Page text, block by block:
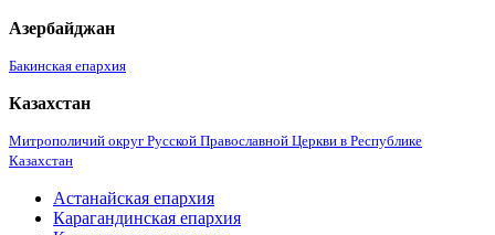
Азербайджан
Бакинская епархия
Казахстан
Митрополичий округ Русской Православной Церкви в Республике
Казахстан
Астанайская епархия
Карагандинская епархия